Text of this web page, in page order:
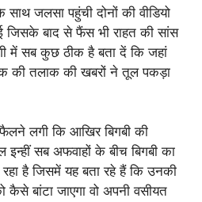
जलसा पहुंची दोनों की वीडियो
जिसके बाद से फैंस भी राहत की सांस
में सब कुछ ठीक है बता दें कि जहां
की तलाक की खबरों ने तूल पकड़ा
लगी कि आखिर बिगबी की
इन्हीं सब अफवाहों के बीच बिगबी का
रहा है जिसमें यह बता रहे हैं कि उनकी
कैसे बांटा जाएगा वो अपनी वसीयत